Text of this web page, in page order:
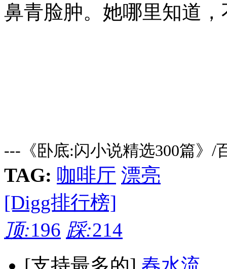
鼻青脸肿。她哪里知道
---《卧底:闪小说精选300篇》/
TAG: 咖啡厅 漂亮
[Digg排行榜]
顶:196 踩:214